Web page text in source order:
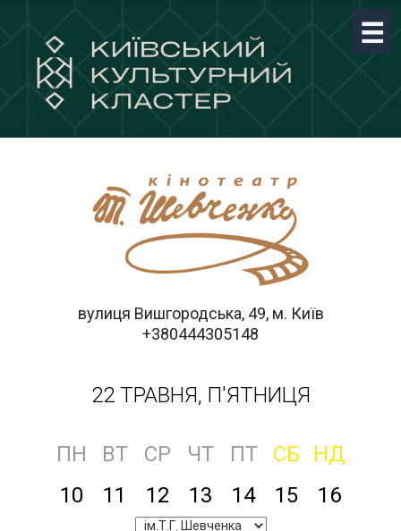
вулиця Вишгородська, 49, м. Київ
+380444305148
22 ТРАВНЯ, П'ЯТНИЦЯ
ПН ВТ СР ЧТ ПТ СБ
НД
10
11 12 13 14 15 16